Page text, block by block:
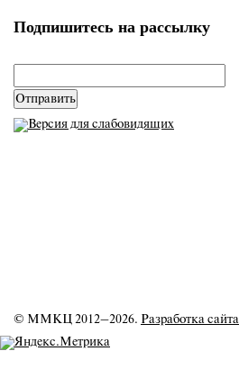
Подпишитесь на рассылку
© ММКЦ 2012–2026. Разработка сайта